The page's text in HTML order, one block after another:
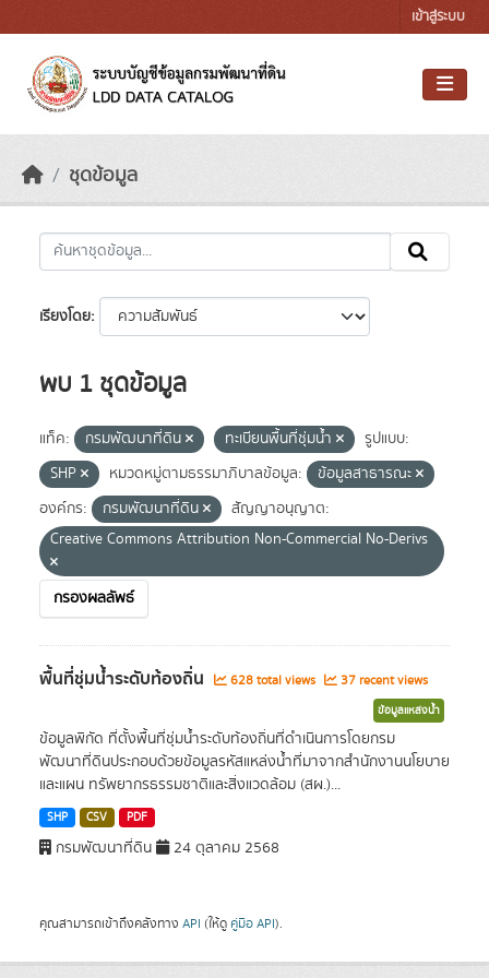
เข้าสู่ระบบ
ชุดข้อมูล
เรียงโดย
พบ 1 ชุดข้อมูล
แท็ค: กรมพัฒนาที่ดิน ทะเบียนพื้นที่ชุ่มน้ำ
รูปแบบ:
SHP
หมวดหมู่ตามธรรมาภิบาลข้อมูล:
ข้อมูลสาธารณะ
องค์กร:
กรมพัฒนาที่ดิน
สัญญาอนุญาต:
Creative Commons Attribution Non-Commercial No-Derivs
กรองผลลัพธ์
พื้นที่ชุ่มน้ำระดับท้องถิ่น 628 total views 37 recent views
ข้อมูลแหล่งน้ำ
ข้อมูลพิกัด ที่ตั้งพื้นที่ชุ่มน้ำระดับท้องถิ่นที่ดำเนินการโดยกรม
พัฒนาที่ดินประกอบด้วยข้อมูลรหัสแหล่งน้ำที่มาจากสำนักงานนโยบาย
และแผน ทรัพยากรธรรมชาติและสิ่งแวดล้อม (สผ.)...
SHP CSV PDF
กรมพัฒนาที่ดิน 24 ตุลาคม 2568
คุณสามารถเข้าถึงคลังทาง API (ให้ดู คู่มือ API).